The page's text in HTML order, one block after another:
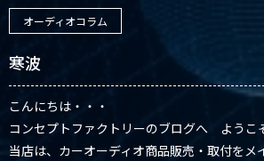
オーディオコラム
寒波
こんにちは・・・
コンセプトファクトリーのブログへ ようこ
当店は、カーオーディオ商品販売・取付をメ